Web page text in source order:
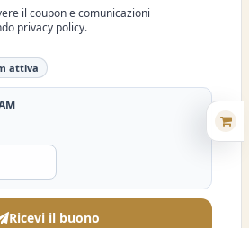
il coupon e comunicazioni
privacy policy.
attiva
Ricevi il buono